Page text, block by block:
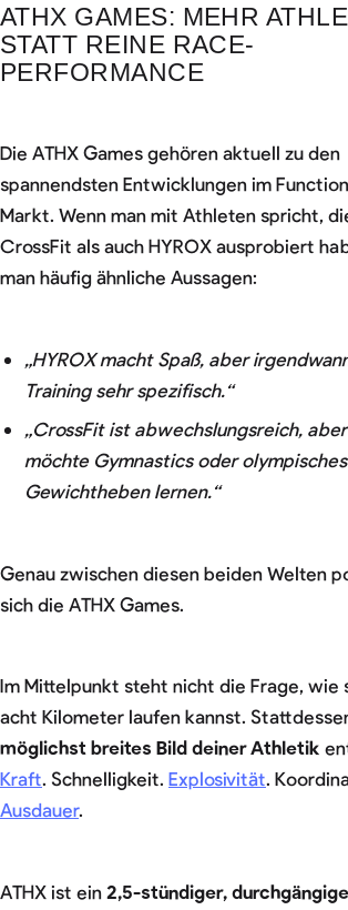
ATHX GAMES: MEHR
STATT REINE RACE-
PERFORMANCE
Die ATHX Games gehören aktuell zu den
spannendsten Entwicklungen im
Markt. Wenn man mit Athleten spricht,
CrossFit als auch HYROX ausprobiert
man häufig ähnliche Aussagen:
„HYROX macht Spaß, aber
Training sehr spezifisch.“
„CrossFit ist abwechslungsreich,
möchte Gymnastics oder olympisches
Gewichtheben lernen.“
Genau zwischen diesen beiden Welten
sich die ATHX Games.
Im Mittelpunkt steht nicht die Frage, wie
acht Kilometer laufen kannst.
möglichst breites Bild deiner Athletik
Kraft. Schnelligkeit. Explosivität.
Ausdauer.
ATHX ist ein 2,5-stündiger,